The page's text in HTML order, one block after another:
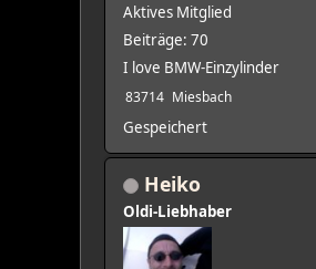
Aktives Mitglied
Beiträge: 70
I love BMW-Einzylinder
83714 Miesbach
Gespeichert
Heiko
Oldi-Liebhaber